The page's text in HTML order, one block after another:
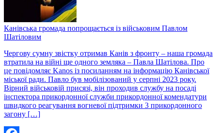
Канівська громада попрощається із військовим Павлом
Шатіловим
Чергову сумну звістку отримав Канів з фронту – наша громада
втратила на війні ще одного земляка – Павла Шатілова. Про
це повідомляє Kanos із посиланням на інформацію Канівської
міської ради. Павло був мобілізований у серпні 2023 року.
Вірний військовій присязі, він проходив службу на посаді
інспектора прикордонної служби прикордонної комендатури
швидкого реагування вогневої підтримки 3 прикордонного
загону […]